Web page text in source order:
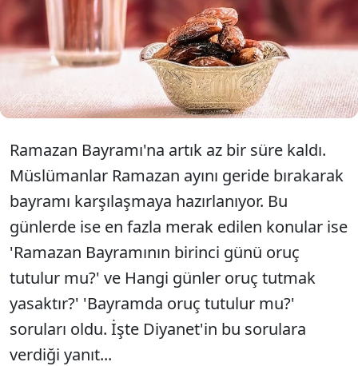
tutmak isteyenler sorularına yanıt arıyor.
Diyanet, "Bayramda oruç tutulur mu?" sorusuna
yanıt vererek, bayram günlerinin, oruç tutmanın
yasak olduğu günlerin başında geldiğini açıkladı.
Ramazan Bayramı'na artık az bir süre kaldı.
Müslümanlar Ramazan ayını geride bırakarak
bayramı karşılaşmaya hazırlanıyor. Bu
günlerde ise en fazla merak edilen konular ise
'Ramazan Bayramının birinci günü oruç
tutulur mu?' ve Hangi günler oruç tutmak
yasaktır?' 'Bayramda oruç tutulur mu?'
soruları oldu. İşte Diyanet'in bu sorulara
verdiği yanıt...